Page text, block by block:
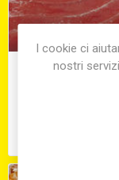
TONNO ROSSO
I cookie ci
nostri